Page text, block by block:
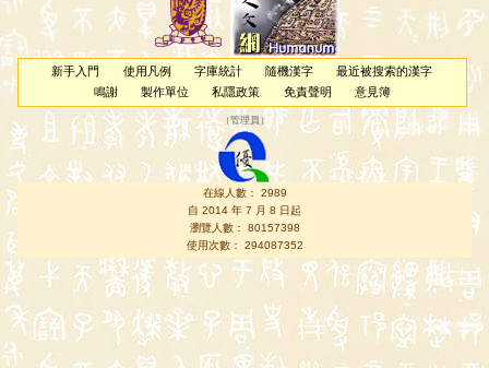
新手入門 使用凡例 字庫統計 隨機漢字
最近被搜索的漢字
鳴謝
製作單位 私隱政策 免責聲明 意見簿
（管理員 ）
在線人數： 2989
自 2014 年 7 月 8 日起
瀏覽人數： 80157398
使用次數： 294087352